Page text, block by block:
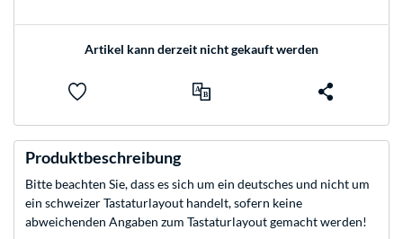
Artikel kann derzeit nicht gekauft werden
Produktbeschreibung
Bitte beachten Sie, dass es sich um ein deutsches und nicht um
ein schweizer Tastaturlayout handelt, sofern keine
abweichenden Angaben zum Tastaturlayout gemacht werden!